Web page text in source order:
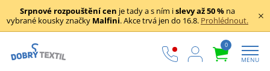
Srpnové rozpouštění cen je tady a s ním islevy až 50 % na
vybrané kousky značky Malfini. Akce trvá jen do 16.8. Prohlédnout.
0
MENU